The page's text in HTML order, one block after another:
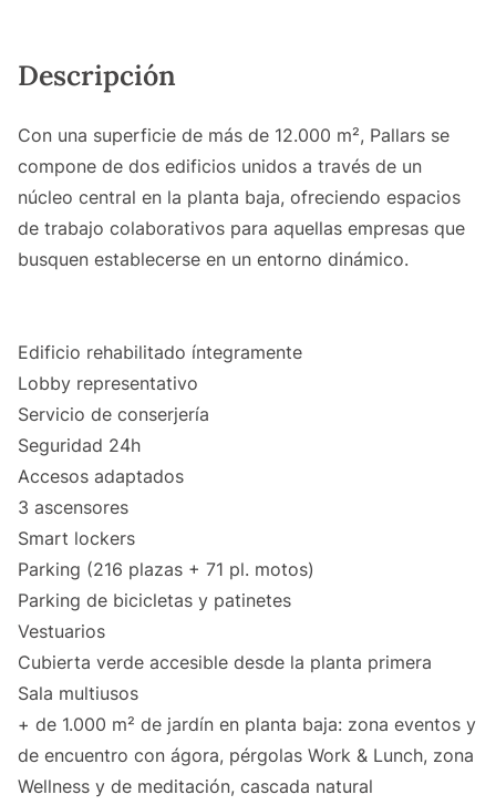
Descripción
Con una superficie de más de 12.000 m², Pallars se
compone de dos edificios unidos a través de un
núcleo central en la planta baja, ofreciendo espacios
de trabajo colaborativos para aquellas empresas que
busquen establecerse en un entorno dinámico.
Edificio rehabilitado íntegramente
Lobby representativo
Servicio de conserjería
Seguridad 24h
Accesos adaptados
3 ascensores
Smart lockers
Parking (216 plazas + 71 pl. motos)
Parking de bicicletas y patinetes
Vestuarios
Cubierta verde accesible desde la planta primera
Sala multiusos
+ de 1.000 m² de jardín en planta baja: zona eventos y
de encuentro con ágora, pérgolas Work & Lunch, zona
Wellness y de meditación, cascada natural